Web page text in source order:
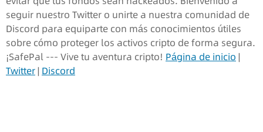
seguir nuestro Twitter o unirte a nuestra comunidad de
Discord para equiparte con más conocimientos útiles
sobre cómo proteger los activos cripto de forma segura.
¡SafePal --- Vive tu aventura cripto! Página de inicio |
Twitter| Discord